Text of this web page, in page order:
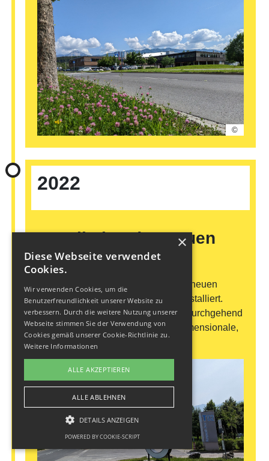
©
2022
Installation des neuen
Leitsystems
Ende 2022 wurde der erste Teil des neuen
Besucher:innenleitsystems im tpv installiert.
Dafür wurden die Gebäudeflächen durchgehend
alphabetisch beschriftet und überdimensionale,
beleuchtete Buchstaben platziert.
Diese Webseite verwendet
Cookies.
Wir verwenden Cookies, um die
Benutzerfreundlichkeit unserer Website zu
verbessern. Durch die weitere Nutzung unserer
Webseite stimmen Sie der Verwendung von
Cookies gemäß unserer Cookie-Richtlinie zu.
Weitere Informationen
ALLE AKZEPTIEREN
ALLE ABLEHNEN
DETAILS ANZEIGEN
POWERED BY COOKIE-SCRIPT
×